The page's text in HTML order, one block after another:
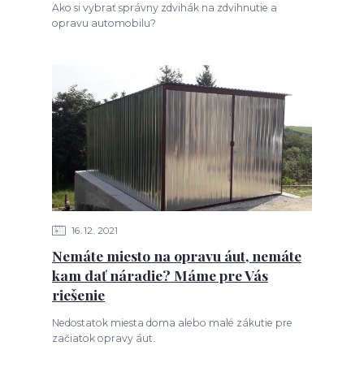
Ako si vybrať správny zdvihák na zdvihnutie a
opravu automobilu?
16 12 2021
Nemáte miesto na opravu áut, nemáte
kam dať náradie? Máme pre Vás
riešenie
Nedostatok miesta doma alebo malé zákutie pre
začiatok opravy áut.